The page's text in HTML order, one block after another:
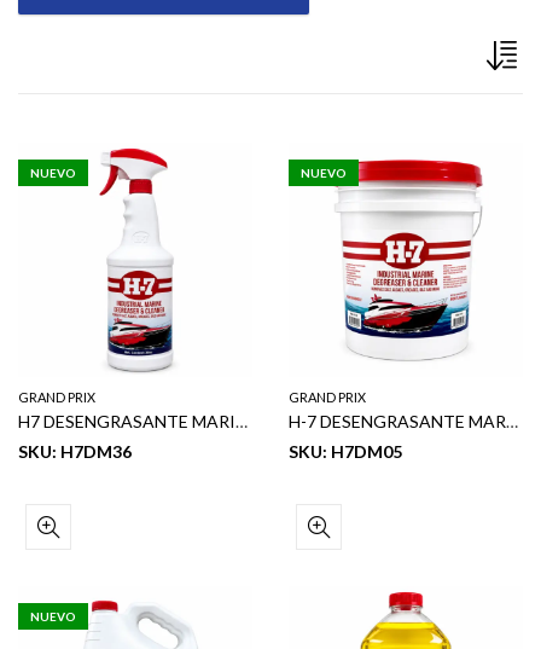
NUEVO
GRAND PRIX
H7 DESENGRASANTE MARINO INDUSTRIAL 12/36 OZ
SKU: H7DM36
NUEVO
GRAND PRIX
H-7 DESENGRASANTE MARINO INDUSTRIAL 5GL
SKU: H7DM05
NUEVO